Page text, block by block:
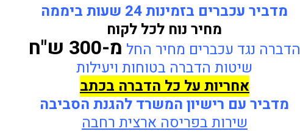
מדביר עכברים בזמינות 24 שעות ביממה
מחיר נוח לכל לקוח
הדברה נגד עכברים מחיר החל מ-300 ש"ח
שיטות הדברה בטוחות ויעילות
אחריות על כל הדברה בכתב
מדביר עם רישיון המשרד להגנת הסביבה
שירות בפריסה ארצית רחבה